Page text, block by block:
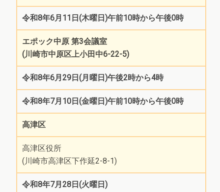
令和8年6月11日(木曜日)午前10時から午後0時
エポック中原 第3会議室
(川崎市中原区上小田中6-22-5)
令和8年6月29日(月曜日)午後2時から4時
令和8年7月10日(金曜日)午前10時から午後0時
高津区
高津区役所
(川崎市高津区下作延2-8-1)
令和8年7月28日(火曜日)